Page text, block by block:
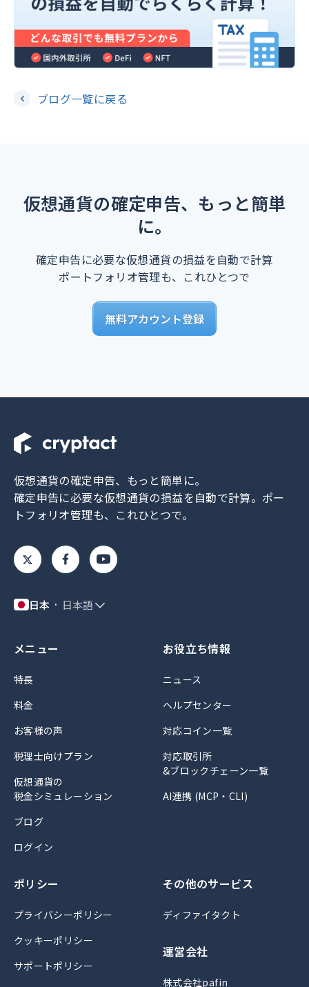
ブログ一覧に戻る
仮想通貨の確定申告、もっと簡単
に。
確定申告に必要な仮想通貨の損益を自動で計算
ポートフォリオ管理も、これひとつで
無料アカウント登録
仮想通貨の確定申告、もっと簡単に。
確定申告に必要な仮想通貨の損益を自動で計算。 ポー
トフォリオ管理も、これひとつで。
日本 日本語
メニュー
特長
料金
お客様の声
税理士向けプラン
仮想通貨の
税金シミュレーション
ブログ
ログイン
お役立ち情報
ニュース
ヘルプセンター
対応コイン一覧
対応取引所
&ブロックチェーン一覧
AI連携 (MCP・CLI)
ポリシー
プライバシーポリシー
クッキーポリシー
サポートポリシー
その他のサービス
ディファイタクト
運営会社
株式会社pafin